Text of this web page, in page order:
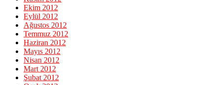
Ekim 2012
Eylül 2012
Ağustos 2012
Temmuz 2012
Haziran 2012
Mayıs 2012
Nisan 2012
Mart 2012
Şubat 2012